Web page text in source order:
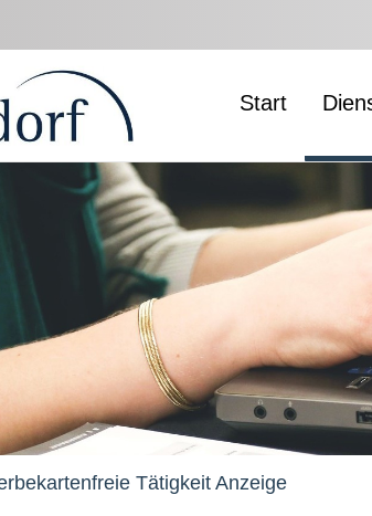
Start
Tätigkeit Anzeige